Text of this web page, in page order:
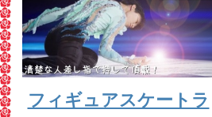
フィギュアスケートラ